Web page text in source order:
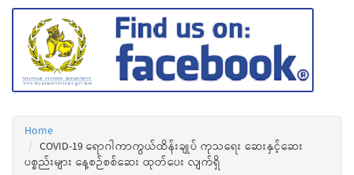
Home
COVID-19 ရောဂါကာကွယ်ထိန်းချုပ် ကုသရေး ဆေးနှင့်ဆေး
ပစ္စည်းများ နေ့စဉ်စစ်ဆေး ထုတ်ပေး လျက်ရှိ